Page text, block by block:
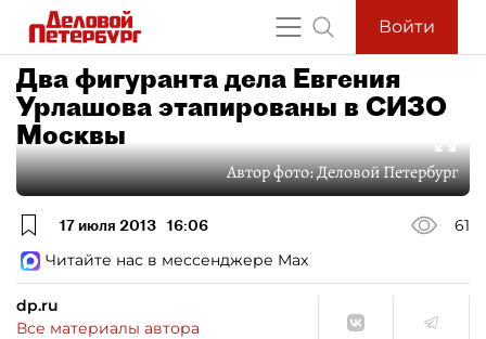
Войти
Два фигуранта дела Евгения
Урлашова этапированы в СИЗО
Москвы
Автор фото:Деловой Петербург
17 июля 2013 16:06
61
Читайте нас в мессенджере Max
dp.ru
Все материалы автора